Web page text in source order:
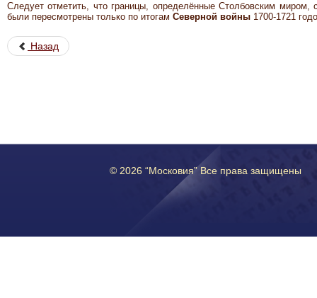
Следует отметить, что границы, определённые Столбовским
были пересмотрены только по итогам Северной войны 1700-1721
Назад
© 2026 “Московия” Все права защищены